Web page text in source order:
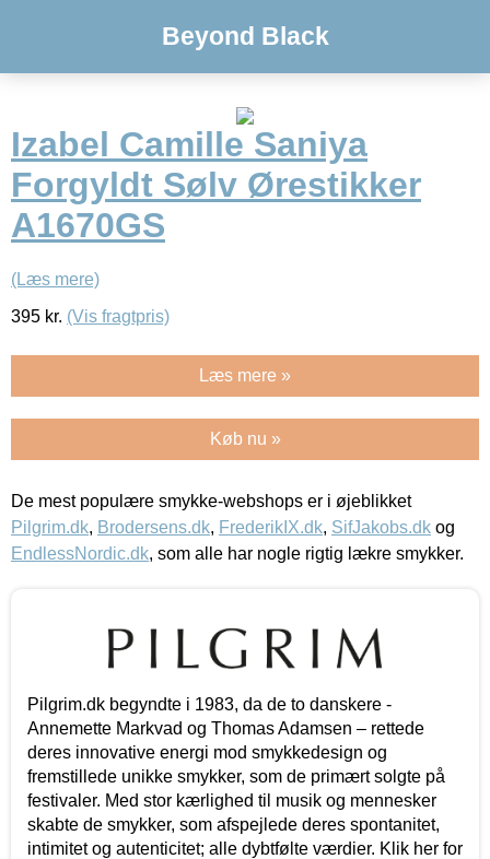
Beyond Black
Izabel Camille Saniya
Forgyldt Sølv Ørestikker
A1670GS
(Læs mere)
395 kr. (Vis fragtpris)
Læs mere »
Køb nu »
De mest populære smykke-webshops er i øjeblikket
Pilgrim.dk, Brodersens.dk, FrederikIX.dk, SifJakobs.dk og
EndlessNordic.dk, som alle har nogle rigtig lækre smykker.
Pilgrim.dk begyndte i 1983, da de to danskere -
Annemette Markvad og Thomas Adamsen – rettede
deres innovative energi mod smykkedesign og
fremstillede unikke smykker, som de primært solgte på
festivaler. Med stor kærlighed til musik og mennesker
skabte de smykker, som afspejlede deres spontanitet,
intimitet og autenticitet; alle dybtfølte værdier. Klik her for